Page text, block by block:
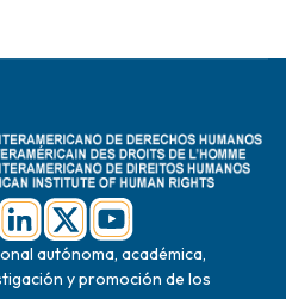
autónoma, académica,
y promoción de los